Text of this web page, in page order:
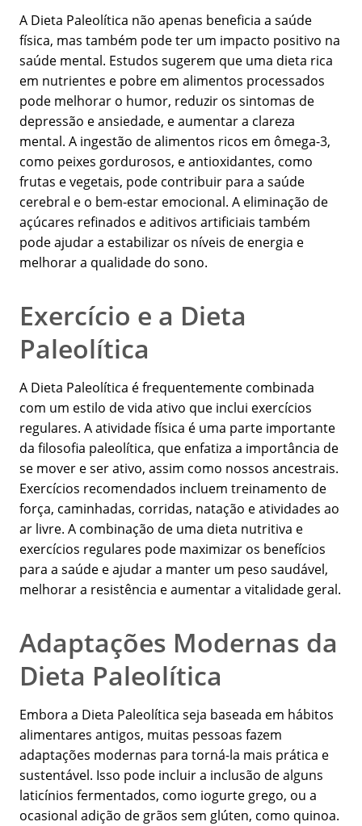
A Dieta Paleolítica não apenas beneficia a saúde
física, mas também pode ter um impacto positivo na
saúde mental. Estudos sugerem que uma dieta rica
em nutrientes e pobre em alimentos processados
pode melhorar o humor, reduzir os sintomas de
depressão e ansiedade, e aumentar a clareza
mental. A ingestão de alimentos ricos em ômega-3,
como peixes gordurosos, e antioxidantes, como
frutas e vegetais, pode contribuir para a saúde
cerebral e o bem-estar emocional. A eliminação de
açúcares refinados e aditivos artificiais também
pode ajudar a estabilizar os níveis de energia e
melhorar a qualidade do sono.
Exercício e a Dieta
Paleolítica
A Dieta Paleolítica é frequentemente combinada
com um estilo de vida ativo que inclui exercícios
regulares. A atividade física é uma parte importante
da filosofia paleolítica, que enfatiza a importância de
se mover e ser ativo, assim como nossos ancestrais.
Exercícios recomendados incluem treinamento de
força, caminhadas, corridas, natação e atividades ao
ar livre. A combinação de uma dieta nutritiva e
exercícios regulares pode maximizar os benefícios
para a saúde e ajudar a manter um peso saudável,
melhorar a resistência e aumentar a vitalidade geral.
Adaptações Modernas da
Dieta Paleolítica
Embora a Dieta Paleolítica seja baseada em hábitos
alimentares antigos, muitas pessoas fazem
adaptações modernas para torná-la mais prática e
sustentável. Isso pode incluir a inclusão de alguns
laticínios fermentados, como iogurte grego, ou a
ocasional adição de grãos sem glúten, como quinoa.